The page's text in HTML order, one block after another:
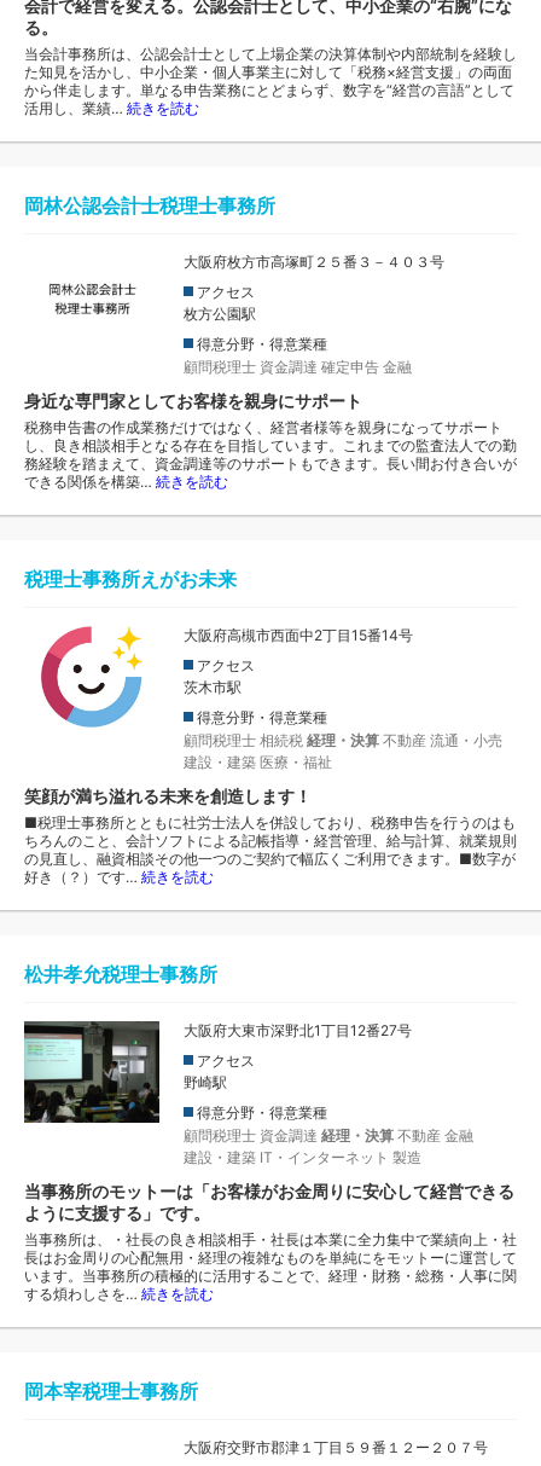
会計で経営を変える。公認会計士として、中小企業の“右腕”にな
る。
当会計事務所は、公認会計士として上場企業の決算体制や内部統制を経験し
た知見を活かし、中小企業・個人事業主に対して「税務×経営支援」の両面
から伴走します。単なる申告業務にとどまらず、数字を“経営の言語”として
活用し、業績… 続きを読む
岡林公認会計士税理士事務所
大阪府枚方市高塚町２５番３－４０３号
アクセス
枚方公園駅
得意分野・得意業種
顧問税理士 資金調達 確定申告 金融
身近な専門家としてお客様を親身にサポート
税務申告書の作成業務だけではなく、経営者様等を親身になってサポート
し、良き相談相手となる存在を目指しています。これまでの監査法人での勤
務経験を踏まえて、資金調達等のサポートもできます。長い間お付き合いが
できる関係を構築… 続きを読む
税理士事務所えがお未来
大阪府高槻市西面中2丁目15番14号
アクセス
茨木市駅
得意分野・得意業種
顧問税理士 相続税 経理・決算 不動産 流通・小売
建設・建築 医療・福祉
笑顔が満ち溢れる未来を創造します！
■税理士事務所とともに社労士法人を併設しており、税務申告を行うのはも
ちろんのこと、会計ソフトによる記帳指導・経営管理、給与計算、就業規則
の見直し、融資相談その他一つのご契約で幅広くご利用できます。■数字が
好き（？）です… 続きを読む
松井孝允税理士事務所
大阪府大東市深野北1丁目12番27号
アクセス
野崎駅
得意分野・得意業種
顧問税理士 資金調達 経理・決算 不動産 金融
建設・建築 IT・インターネット 製造
当事務所のモットーは「お客様がお金周りに安心して経営できる
ように支援する」です。
当事務所は、・社長の良き相談相手・社長は本業に全力集中で業績向上・社
長はお金周りの心配無用・経理の複雑なものを単純にをモットーに運営して
います。当事務所の積極的に活用することで、経理・財務・総務・人事に関
する煩わしさを… 続きを読む
岡本宰税理士事務所
大阪府交野市郡津１丁目５９番１２ー２０７号